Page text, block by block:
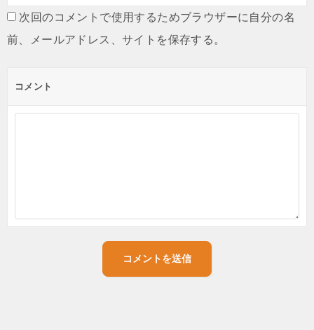
次回のコメントで使用するためブラウザーに自分の名
前、メールアドレス、サイトを保存する。
コメント